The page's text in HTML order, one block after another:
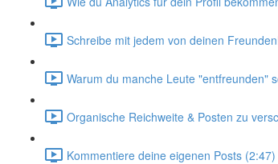
Schreibe mit jedem von deinen
Warum du manche Leute "entfreunden"
Organische Reichweite & Posten zu
Kommentiere deine eigenen Posts (2:47)